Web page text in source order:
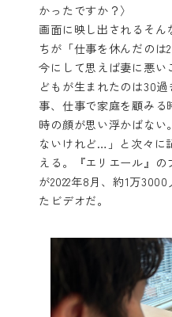
かったですか？〉
画面に映し出されるそん
ちが「仕事を休んだのは
今にして思えば妻に悪
どもが生まれたのは30
事、仕事で家庭を顧みる
時の顔が思い浮かばな
ないけれど…」と次々に
える。『エリエール』
が2022年8月、約1万
たビデオだ。